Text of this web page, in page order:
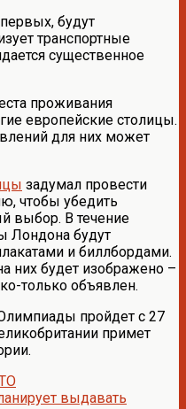
будут
транспортные
существенное
проживания
европейские столицы.
для них может
задумал провести
чтобы убедить
выбор. В течение
Лондона будут
и биллбордами.
них будет изображено –
только объявлен.
пройдет с 27
примет
выдавать